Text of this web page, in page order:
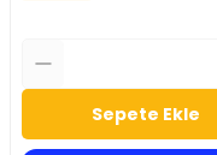
Sepete Ekle